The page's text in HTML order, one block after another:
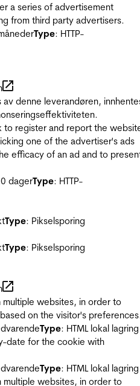
a series of advertisement
from third party advertisers.
Type: HTTP-
denne leverandøren,
to register and report the
one of the advertiser's ads
efficacy of an ad and to
dagerType: HTTP-
Type: Pikselsporing
Type: Pikselsporing
websites, in order to
on the visitor's
Type: HTML lokal lagring
date for the cookie with
Type: HTML lokal lagring
multiple websites, in order to